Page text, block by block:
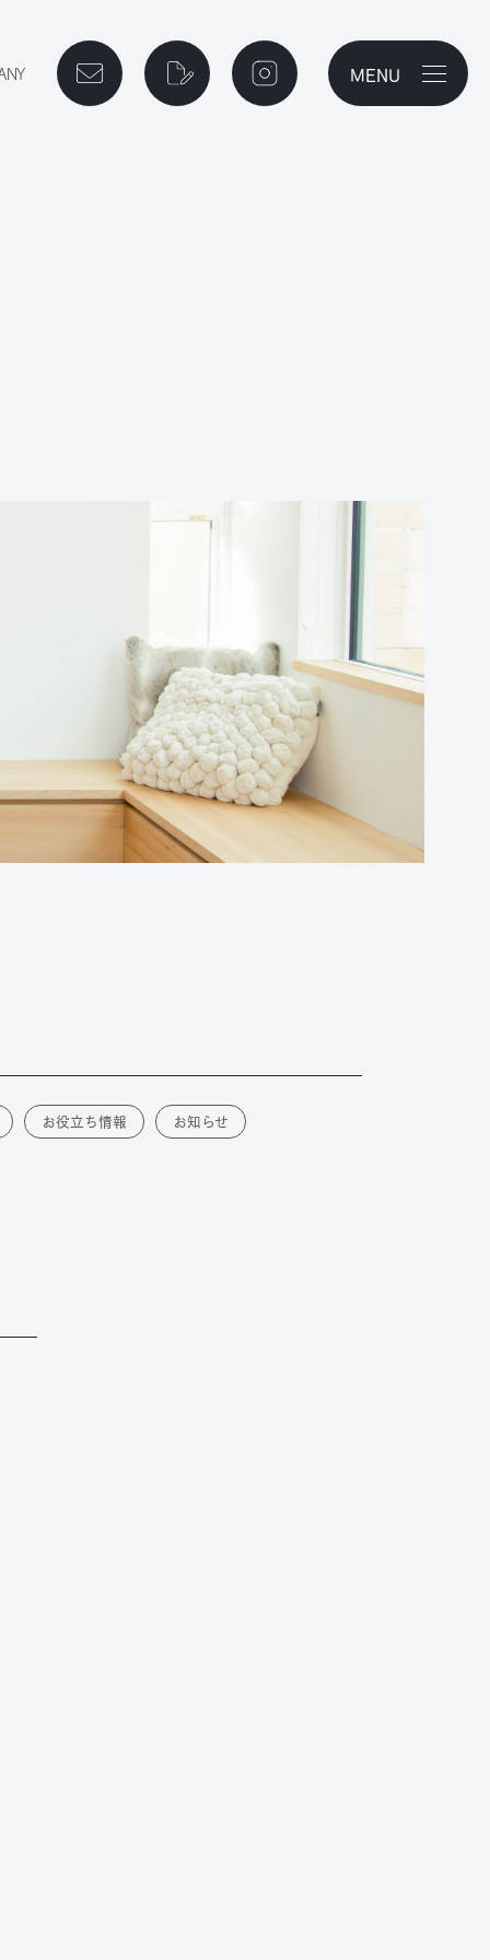
メニューを
MENU
お役立ち情報 お知らせ